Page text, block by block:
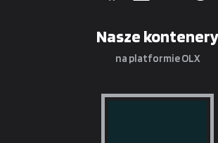
Nasze kontenery
na platformie OLX